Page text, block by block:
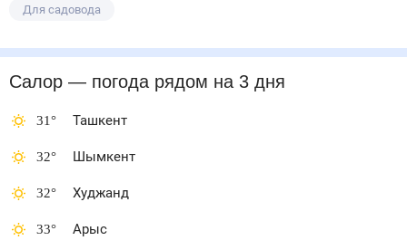
Для садовода
Салор — погода рядомна 3 дня
31° Ташкент
32° Шымкент
32° Худжанд
33° Арыс